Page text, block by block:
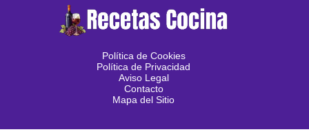
Política de Cookies
Política de Privacidad
Aviso Legal
Contacto
Mapa del Sitio